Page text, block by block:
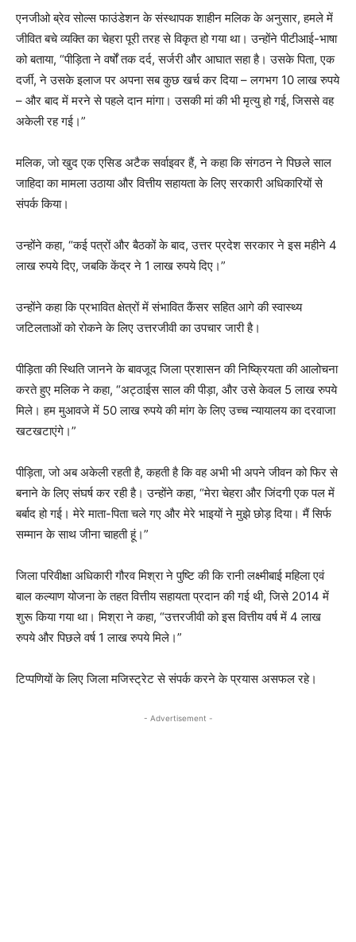
एनजीओ ब्रेव सोल्स फाउंडेशन के संस्थापक शाहीन मलिक के अनुसार, हमले में
जीवित बचे व्यक्ति का चेहरा पूरी तरह से विकृत हो गया था। उन्होंने पीटीआई-भाषा
को बताया, “पीड़िता ने वर्षों तक दर्द, सर्जरी और आघात सहा है। उसके पिता, एक
दर्जी, ने उसके इलाज पर अपना सब कुछ खर्च कर दिया – लगभग 10 लाख रुपये
– और बाद में मरने से पहले दान मांगा। उसकी मां की भी मृत्यु हो गई, जिससे वह
अकेली रह गई।”
मलिक, जो खुद एक एसिड अटैक सर्वाइवर हैं, ने कहा कि संगठन ने पिछले साल
जाहिदा का मामला उठाया और वित्तीय सहायता के लिए सरकारी अधिकारियों से
संपर्क किया।
उन्होंने कहा, “कई पत्रों और बैठकों के बाद, उत्तर प्रदेश सरकार ने इस महीने 4
लाख रुपये दिए, जबकि केंद्र ने 1 लाख रुपये दिए।”
उन्होंने कहा कि प्रभावित क्षेत्रों में संभावित कैंसर सहित आगे की स्वास्थ्य
जटिलताओं को रोकने के लिए उत्तरजीवी का उपचार जारी है।
पीड़िता की स्थिति जानने के बावजूद जिला प्रशासन की निष्क्रियता की आलोचना
करते हुए मलिक ने कहा, “अट्ठाईस साल की पीड़ा, और उसे केवल 5 लाख रुपये
मिले। हम मुआवजे में 50 लाख रुपये की मांग के लिए उच्च न्यायालय का दरवाजा
खटखटाएंगे।”
पीड़िता, जो अब अकेली रहती है, कहती है कि वह अभी भी अपने जीवन को फिर से
बनाने के लिए संघर्ष कर रही है। उन्होंने कहा, “मेरा चेहरा और जिंदगी एक पल में
बर्बाद हो गई। मेरे माता-पिता चले गए और मेरे भाइयों ने मुझे छोड़ दिया। मैं सिर्फ
सम्मान के साथ जीना चाहती हूं।”
जिला परिवीक्षा अधिकारी गौरव मिश्रा ने पुष्टि की कि रानी लक्ष्मीबाई महिला एवं
बाल कल्याण योजना के तहत वित्तीय सहायता प्रदान की गई थी, जिसे 2014 में
शुरू किया गया था। मिश्रा ने कहा, “उत्तरजीवी को इस वित्तीय वर्ष में 4 लाख
रुपये और पिछले वर्ष 1 लाख रुपये मिले।”
टिप्पणियों के लिए जिला मजिस्ट्रेट से संपर्क करने के प्रयास असफल रहे।
- Advertisement -